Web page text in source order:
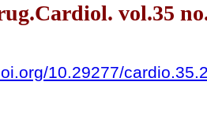
vol.35
10.29277/